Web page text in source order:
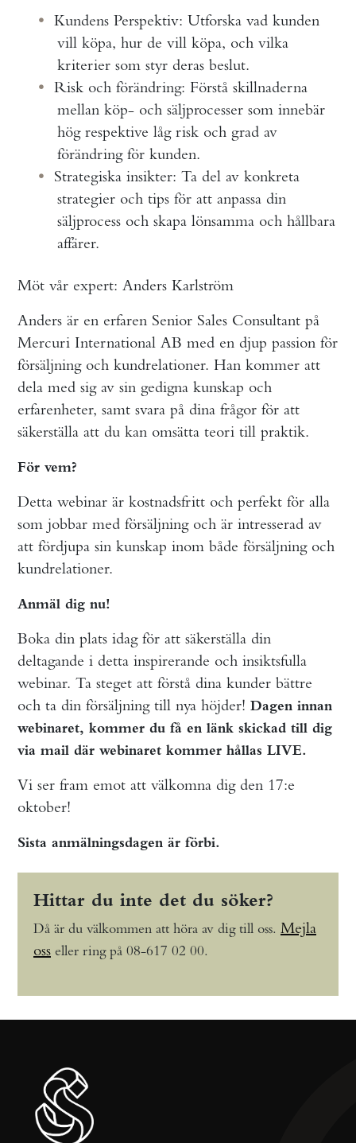
Kundens Perspektiv: Utforska vad kunden
vill köpa, hur de vill köpa, och vilka
kriterier som styr deras beslut.
Risk och förändring: Förstå skillnaderna
mellan köp- och säljprocesser som innebär
hög respektive låg risk och grad av
förändring för kunden.
Strategiska insikter: Ta del av konkreta
strategier och tips för att anpassa din
säljprocess och skapa lönsamma och hållbara
affärer.
Möt vår expert: Anders Karlström
Anders är en erfaren Senior Sales Consultant på
Mercuri International AB med en djup passion för
försäljning och kundrelationer. Han kommer att
dela med sig av sin gedigna kunskap och
erfarenheter, samt svara på dina frågor för att
säkerställa att du kan omsätta teori till praktik.
För vem?
Detta webinar är kostnadsfritt och perfekt för alla
som jobbar med försäljning och är intresserad av
att fördjupa sin kunskap inom både försäljning och
kundrelationer.
Anmäl dig nu!
Boka din plats idag för att säkerställa din
deltagande i detta inspirerande och insiktsfulla
webinar. Ta steget att förstå dina kunder bättre
och ta din försäljning till nya höjder! Dagen innan
webinaret, kommer du få en länk skickad till dig
via mail där webinaret kommer hållas LIVE.
Vi ser fram emot att välkomna dig den 17:e
oktober!
Sista anmälningsdagen är förbi.
Hittar du inte det du söker?
Då är du välkommen att höra av dig till oss. Mejla
oss eller ring på 08-617 02 00.